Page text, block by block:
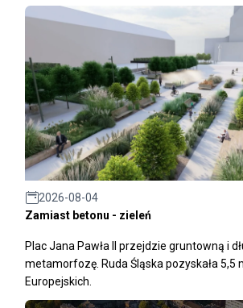
2026-08-04
Zamiast betonu - zieleń
Plac Jana Pawła II przejdzie gruntowną i
metamorfozę. Ruda Śląska pozyskała 5,5
Europejskich.